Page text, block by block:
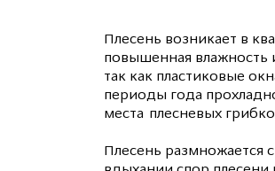
Плесень возникает в
повышенная влажность
так как пластиковые
периоды года
места плесневых
Плесень размножается